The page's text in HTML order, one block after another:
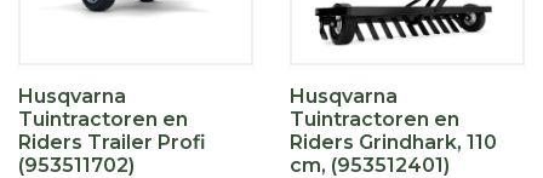
Husqvarna
Tuintractoren en
Riders Trailer Profi
(953511702)
Husqvarna
Tuintractoren en
Riders Grindhark, 110
cm, (953512401)